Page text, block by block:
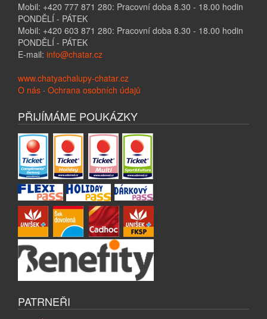
Mobil: +420 777 871 280: Pracovní doba 8.30 - 18.00 hodin
PONDĚLÍ - PÁTEK
Mobil: +420 603 871 280: Pracovní doba 8.30 - 18.00 hodin
PONDĚLÍ - PÁTEK
E-mail: info@chatar.cz
www.chatyachalupy-chatar.cz
O nás · Ochrana osobních údajů
PŘIJÍMÁME POUKÁZKY
PATRNEŘI